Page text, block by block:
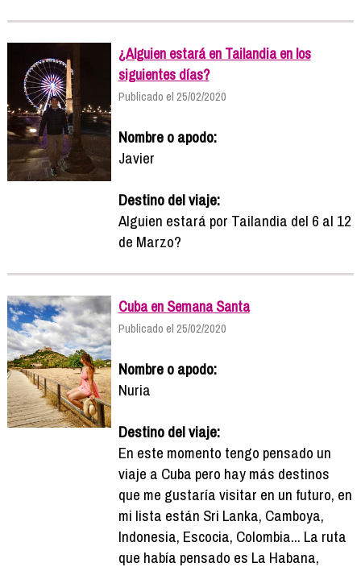
¿Alguien estará en Tailandia en los
siguientes días?
Publicado el 25/02/2020
Nombre o apodo:
Javier
Destino del viaje:
Alguien estará por Tailandia del 6 al 12
de Marzo?
Cuba en Semana Santa
Publicado el 25/02/2020
Nombre o apodo:
Nuria
Destino del viaje:
En este momento tengo pensado un
viaje a Cuba pero hay más destinos
que me gustaría visitar en un futuro, en
mi lista están Sri Lanka, Camboya,
Indonesia, Escocia, Colombia... La ruta
que había pensado es La Habana,